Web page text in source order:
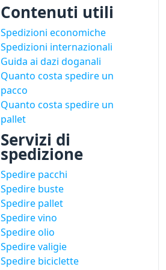
Contenuti utili
Spedizioni economiche
Spedizioni internazionali
Guida ai dazi doganali
Quanto costa spedire un
pacco
Quanto costa spedire un
pallet
Servizi di
spedizione
Spedire pacchi
Spedire buste
Spedire pallet
Spedire vino
Spedire olio
Spedire valigie
Spedire biciclette